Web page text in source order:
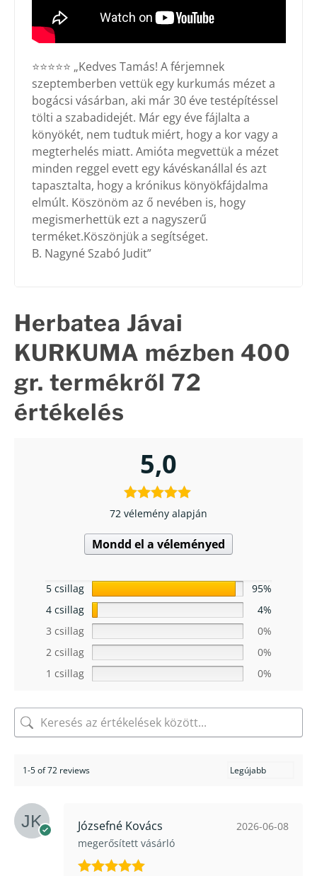
⭐⭐⭐⭐⭐ „Kedves Tamás! A férjemnek
szeptemberben vettük egy kurkumás mézet a
bogácsi vásárban, aki már 30 éve testépítéssel
tölti a szabadidejét. Már egy éve fájlalta a
könyökét, nem tudtuk miért, hogy a kor vagy a
megterhelés miatt. Amióta megvettük a mézet
minden reggel evett egy kávéskanállal és azt
tapasztalta, hogy a krónikus könyökfájdalma
elmúlt. Köszönöm az ő nevében is, hogy
megismerhettük ezt a nagyszerű
terméket.Köszönjük a segítséget.
B. Nagyné Szabó Judit”
Herbatea Jávai
KURKUMA mézben 400
gr. termékről 72
értékelés
5,0
72 vélemény alapján
Mondd el a véleményed
5 csillag
95%
4 csillag
4%
3 csillag
0%
2 csillag
0%
1 csillag
0%
1-5 of 72 reviews
Józsefné Kovács
megerősített vásárló
2026-06-08